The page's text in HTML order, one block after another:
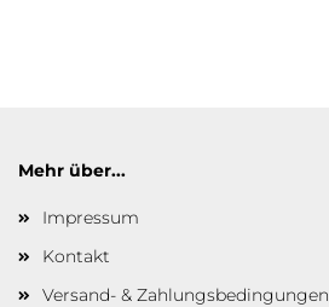
Mehr über...
Impressum
Kontakt
Versand- & Zahlungsbedingungen